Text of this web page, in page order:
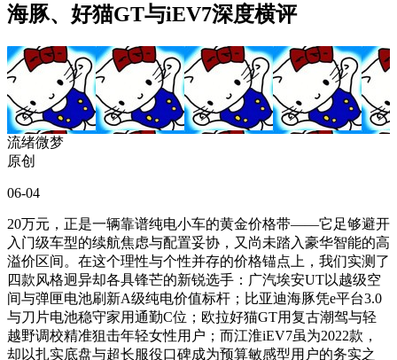
海豚、好猫GT与iEV7深度横评
流绪微梦
原创
06-04
20万元，正是一辆靠谱纯电小车的黄金价格带——它足够避开
入门级车型的续航焦虑与配置妥协，又尚未踏入豪华智能的高
溢价区间。在这个理性与个性并存的价格锚点上，我们实测了
四款风格迥异却各具锋芒的新锐选手：广汽埃安UT以越级空
间与弹匣电池刷新A级纯电价值标杆；比亚迪海豚凭e平台3.0
与刀片电池稳守家用通勤C位；欧拉好猫GT用复古潮驾与轻
越野调校精准狙击年轻女性用户；而江淮iEV7虽为2022款，
却以扎实底盘与超长服役口碑成为预算敏感型用户的务实之